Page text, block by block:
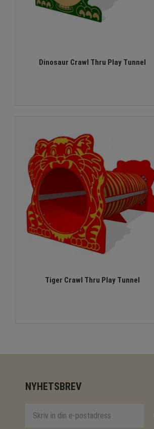
Dinosaur Crawl Thru Play Tunnel
Tiger Crawl Thru Play Tunnel
NYHETSBREV